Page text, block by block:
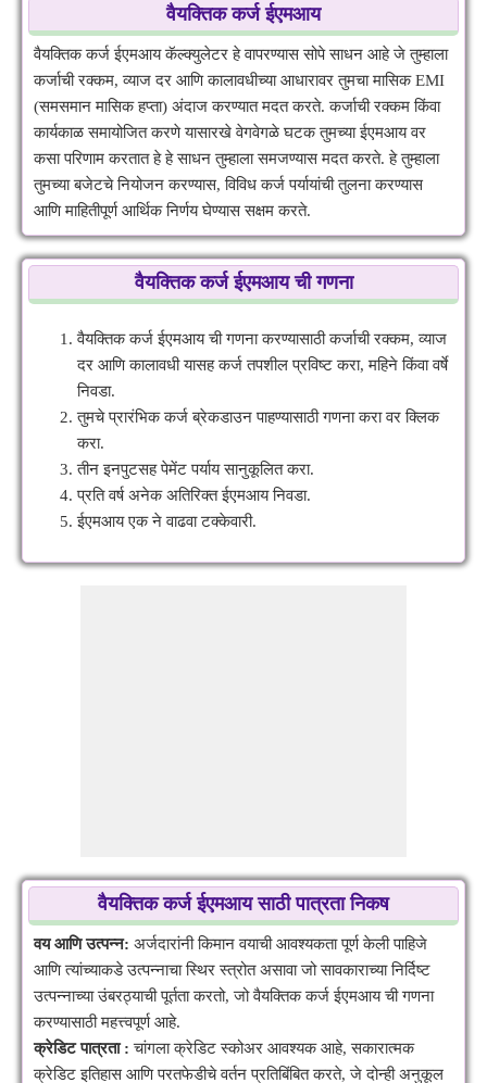
वैयक्तिक कर्ज ईएमआय
वैयक्तिक कर्ज ईएमआय कॅल्क्युलेटर हे वापरण्यास सोपे साधन आहे जे तुम्हाला
कर्जाची रक्कम, व्याज दर आणि कालावधीच्या आधारावर तुमचा मासिक EMI
(समसमान मासिक हप्ता) अंदाज करण्यात मदत करते. कर्जाची रक्कम किंवा
कार्यकाळ समायोजित करणे यासारखे वेगवेगळे घटक तुमच्या ईएमआय वर
कसा परिणाम करतात हे हे साधन तुम्हाला समजण्यास मदत करते. हे तुम्हाला
तुमच्या बजेटचे नियोजन करण्यास, विविध कर्ज पर्यायांची तुलना करण्यास
आणि माहितीपूर्ण आर्थिक निर्णय घेण्यास सक्षम करते.
वैयक्तिक कर्ज ईएमआय ची गणना
वैयक्तिक कर्ज ईएमआय ची गणना करण्यासाठी कर्जाची रक्कम, व्याज
दर आणि कालावधी यासह कर्ज तपशील प्रविष्ट करा, महिने किंवा वर्षे
निवडा.
तुमचे प्रारंभिक कर्ज ब्रेकडाउन पाहण्यासाठी गणना करा वर क्लिक
करा.
तीन इनपुटसह पेमेंट पर्याय सानुकूलित करा.
प्रति वर्ष अनेक अतिरिक्त ईएमआय निवडा.
ईएमआय एक ने वाढवा टक्केवारी.
वैयक्तिक कर्ज ईएमआय साठी पात्रता निकष
वय आणि उत्पन्न: अर्जदारांनी किमान वयाची आवश्यकता पूर्ण केली पाहिजे
आणि त्यांच्याकडे उत्पन्नाचा स्थिर स्त्रोत असावा जो सावकाराच्या निर्दिष्ट
उत्पन्नाच्या उंबरठ्याची पूर्तता करतो, जो वैयक्तिक कर्ज ईएमआय ची गणना
करण्यासाठी महत्त्वपूर्ण आहे.
क्रेडिट पात्रता : चांगला क्रेडिट स्कोअर आवश्यक आहे, सकारात्मक
क्रेडिट इतिहास आणि परतफेडीचे वर्तन प्रतिबिंबित करते, जे दोन्ही अनुकूल